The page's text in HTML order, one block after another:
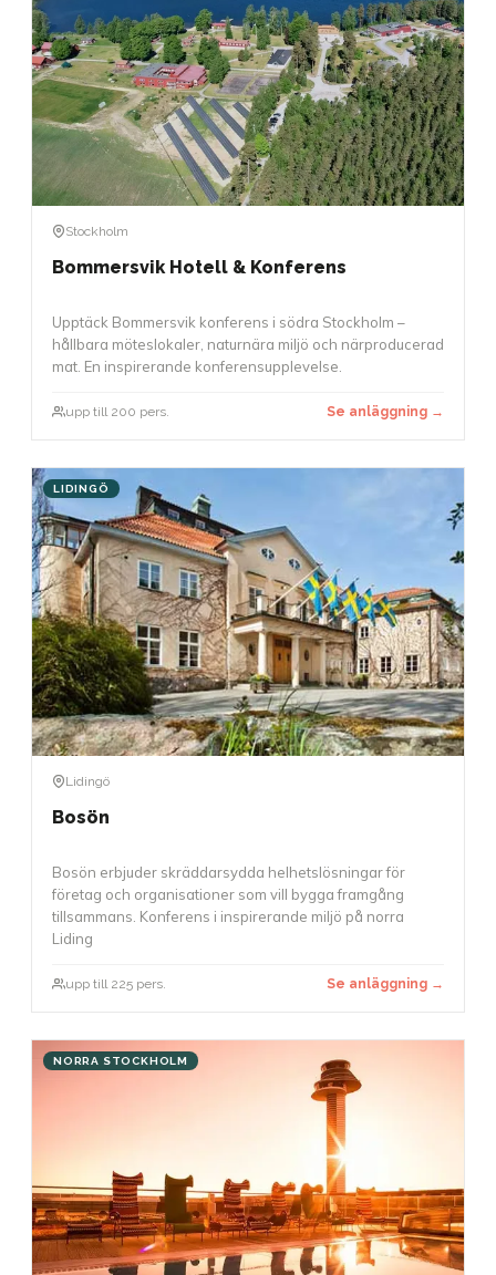
Stockholm
Bommersvik Hotell & Konferens
Upptäck Bommersvik konferens i södra Stockholm –
hållbara möteslokaler, naturnära miljö och närproducerad
mat. En inspirerande konferensupplevelse.
upp till 200 pers. Se anläggning →
LIDINGÖ
Lidingö
Bosön
Bosön erbjuder skräddarsydda helhetslösningar för
företag och organisationer som vill bygga framgång
tillsammans. Konferens i inspirerande miljö på norra
Liding
upp till 225 pers. Se anläggning →
NORRA STOCKHOLM